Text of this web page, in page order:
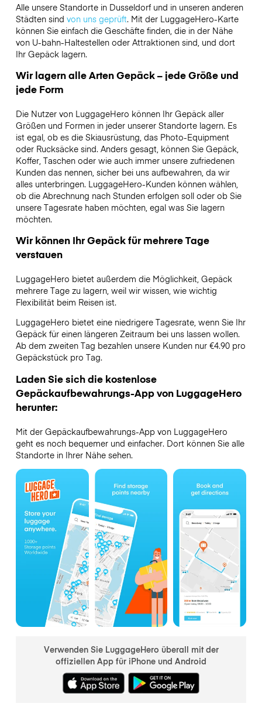
Alle unsere Standorte in Dusseldorf und in unseren anderen
Städten sind von uns geprüft. Mit der LuggageHero-Karte
können Sie einfach die Geschäfte finden, die in der Nähe
von U-bahn-Haltestellen oder Attraktionen sind, und dort
Ihr Gepäck lagern.
Wir lagern alle Arten Gepäck – jede Größe und
jede Form
Die Nutzer von LuggageHero können Ihr Gepäck aller
Größen und Formen in jeder unserer Standorte lagern. Es
ist egal, ob es die Skiausrüstung, das Photo-Equipment
oder Rucksäcke sind. Anders gesagt, können Sie Gepäck,
Koffer, Taschen oder wie auch immer unsere zufriedenen
Kunden das nennen, sicher bei uns aufbewahren, da wir
alles unterbringen. LuggageHero-Kunden können wählen,
ob die Abrechnung nach Stunden erfolgen soll oder ob Sie
unsere Tagesrate haben möchten, egal was Sie lagern
möchten.
Wir können Ihr Gepäck für mehrere Tage
verstauen
LuggageHero bietet außerdem die Möglichkeit, Gepäck
mehrere Tage zu lagern, weil wir wissen, wie wichtig
Flexibilität beim Reisen ist.
LuggageHero bietet eine niedrigere Tagesrate, wenn Sie Ihr
Gepäck für einen längeren Zeitraum bei uns lassen wollen.
Ab dem zweiten Tag bezahlen unsere Kunden nur €4.90 pro
Gepäckstück pro Tag.
Laden Sie sich die kostenlose
Gepäckaufbewahrungs-App von LuggageHero
herunter:
Mit der Gepäckaufbewahrungs-App von LuggageHero
geht es noch bequemer und einfacher. Dort können Sie alle
Standorte in Ihrer Nähe sehen.
Verwenden Sie LuggageHero überall mit der
offiziellen App für iPhone und Android